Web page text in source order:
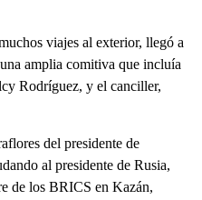
viajes al exterior, llegó a
amplia comitiva que incluía
Rodríguez, y el canciller,
del presidente de
al presidente de Rusia,
de los BRICS en Kazán,